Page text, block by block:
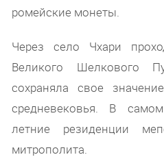
ромейские монеты.
Через село Чхари
Великого Шелкового
сохраняла свое
средневековья. В
летние резиденции
митрополита.